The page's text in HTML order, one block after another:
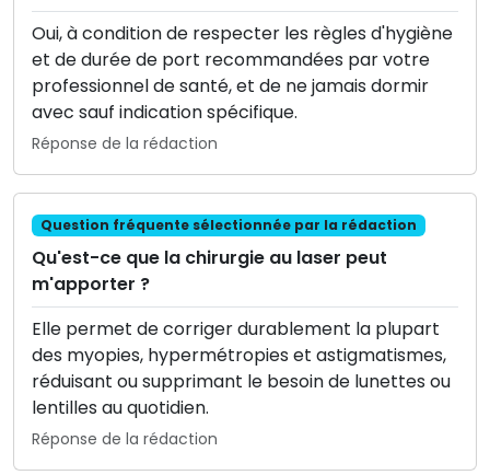
Oui, à condition de respecter les règles d'hygiène
et de durée de port recommandées par votre
professionnel de santé, et de ne jamais dormir
avec sauf indication spécifique.
Réponse de la rédaction
Question fréquente sélectionnée par la rédaction
Qu'est-ce que la chirurgie au laser peut
m'apporter ?
Elle permet de corriger durablement la plupart
des myopies, hypermétropies et astigmatismes,
réduisant ou supprimant le besoin de lunettes ou
lentilles au quotidien.
Réponse de la rédaction